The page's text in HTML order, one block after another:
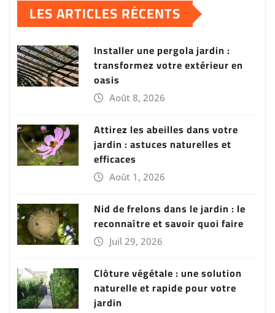
LES ARTICLES RÉCENTS
Installer une pergola jardin :
transformez votre extérieur en
oasis
Août 8, 2026
Attirez les abeilles dans votre
jardin : astuces naturelles et
efficaces
Août 1, 2026
Nid de frelons dans le jardin : le
reconnaître et savoir quoi faire
Juil 29, 2026
Clôture végétale : une solution
naturelle et rapide pour votre
jardin